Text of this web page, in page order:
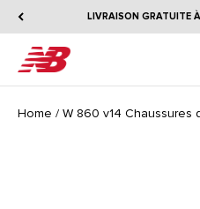
LIVRAISON GRATUITE
New Balance
Home / W 860 v14 Chaussures